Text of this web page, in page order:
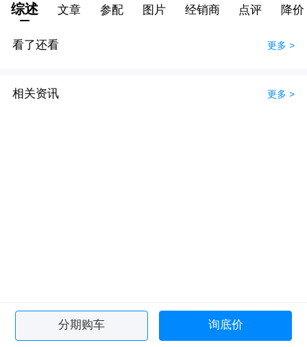
综述 文章 参配 图片 经销商 点评 降价
看了还看 更多 >
相关资讯 更多 >
分期购车 询底价